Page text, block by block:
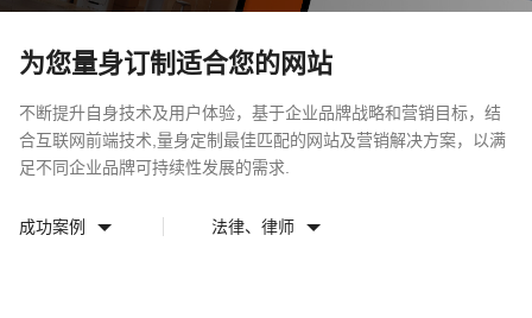
为您量身订制适合您的网站
不断提升自身技术及用户体验，基于企业品牌战略和营销目标，结
合互联网前端技术,量身定制最佳匹配的网站及营销解决方案，以满
足不同企业品牌可持续性发展的需求.
成功案例 法律、律师
电话 微信号